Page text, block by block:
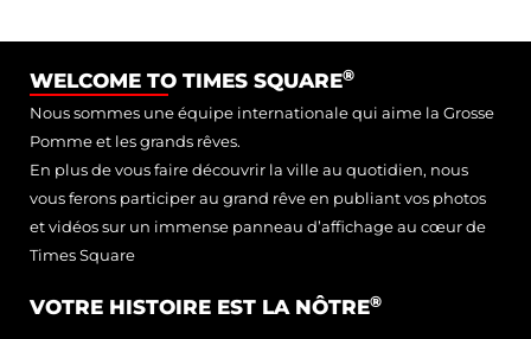
WELCOME TO TIMES SQUARE®
Nous sommes une équipe internationale qui aime la Grosse
Pomme et les grands rêves.
En plus de vous faire découvrir la ville au quotidien, nous
vous ferons participer au grand rêve en publiant vos photos
et vidéos sur un immense panneau d’affichage au cœur de
Times Square
VOTRE HISTOIRE EST LA NÔTRE®